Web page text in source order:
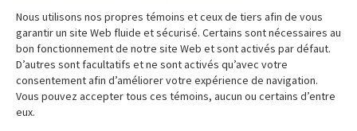
Ressources
Library
Articles
Support
Social
Media
LUXEMBOURG
Nous utilisons nos propres témoins et ceux de tiers afin de vous
garantir un site Web fluide et sécurisé. Certains sont nécessaires au
bon fonctionnement de notre site Web et sont activés par défaut.
D’autres sont facultatifs et ne sont activés qu’avec votre
consentement afin d’améliorer votre expérience de navigation.
Vous pouvez accepter tous ces témoins, aucun ou certains d’entre
eux.